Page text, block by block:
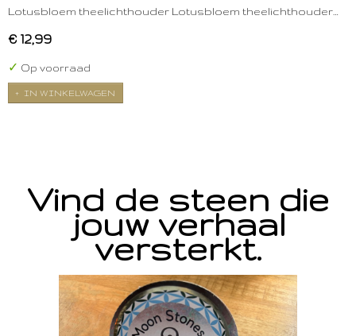
Lotusbloem theelichthouder Lotusbloem theelichthouder…
€ 12,99
✓ Op voorraad
IN WINKELWAGEN
Vind de steen die
jouw verhaal
versterkt.